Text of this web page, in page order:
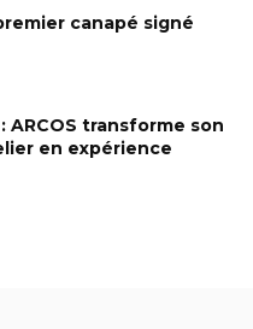
canapé signé
ARCOS transforme son
en expérience